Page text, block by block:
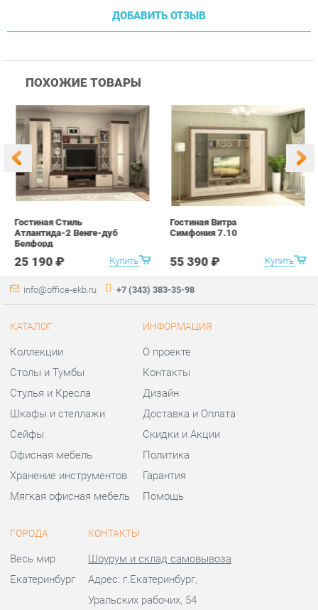
Купить
Гостиная Стиль
Атлантида-2 Венге-дуб
Белфорд
25 190 ₽
Гостиная Витра
55 390 ₽
info@office-ekb.ru +7 (343) 383-35-98
Коллекции
Столы и Тумбы
Шкафы и стеллажи
Офисная мебель
Хранение инструментов
Мягкая офисная мебель
ИНФОРМАЦИЯ
О проекте
Контакты
Доставка и Оплата
Политика
Гарантия
Помощь
ГОРОДА
Весь мир
Екатеринбург
Шоурум и склад самовывоза
Адрес: г.Екатеринбург,
Уральских рабочих, 54
Телефон: +7 (343) 383-35-98
Пн - Пт:10:00 - 20:00 (GMT+5)
Отправить сообщение